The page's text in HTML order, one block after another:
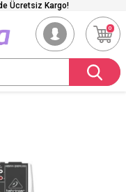
Ücretsiz Kargo!
0